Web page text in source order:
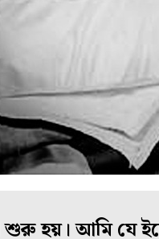
হয়। আমি যে